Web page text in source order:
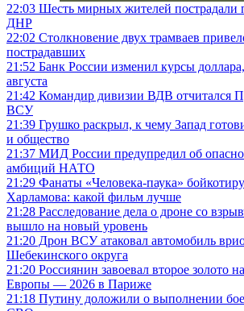
22:03 Шесть мирных жителей пострадали
ДНР
22:02 Столкновение двух трамваев
пострадавших
21:52 Банк России изменил курсы
августа
21:42 Командир дивизии ВДВ отчитался
ВСУ
21:39 Грушко раскрыл, к чему Запад
и общество
21:37 МИД России предупредил об
амбиций НАТО
21:29 Фанаты «Человека-паука»
Харламова: какой фильм лучше
21:28 Расследование дела о дроне со
вышло на новый уровень
21:20 Дрон ВСУ атаковал автомобиль
Шебекинского округа
21:20 Россиянин завоевал второе золото
Европы — 2026 в Париже
21:18 Путину доложили о выполнении